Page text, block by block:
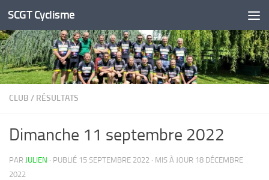
Skip to content
SCGT Cyclisme
CLUB / RÉSULTATS
Dimanche 11 septembre 2022
PAR JULIEN · PUBLIÉ 15 SEPTEMBRE 2022 · MIS À JOUR 18 DÉCEMBRE
2022